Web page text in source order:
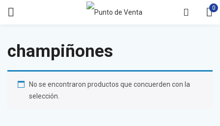
0
champiñones
No se encontraron productos que concuerden con la
selección.